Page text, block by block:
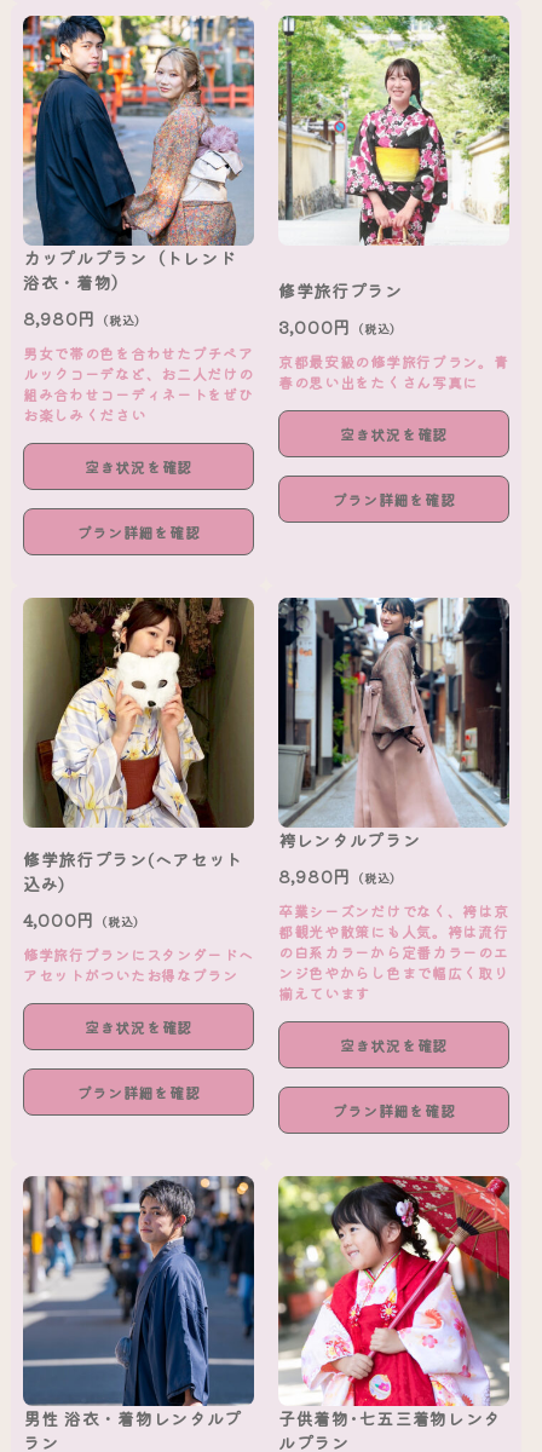
カップルプラン（トレンド
浴衣・着物）
8,980円 （税込）
男女で帯の色を合わせたプチペア
ルックコーデなど、お二人だけの
組み合わせコーディネートをぜひ
お楽しみください
空き状況を確認
プラン詳細を確認
修学旅行プラン
3,000円 （税込）
京都最安級の修学旅行プラン。青
春の思い出をたくさん写真に
空き状況を確認
プラン詳細を確認
修学旅行プラン(ヘアセット
込み)
4,000円 （税込）
修学旅行プランにスタンダードヘ
アセットがついたお得なプラン
空き状況を確認
プラン詳細を確認
袴レンタルプラン
8,980円 （税込）
卒業シーズンだけでなく、袴は京
都観光や散策にも人気。袴は流行
の白系カラーから定番カラーのエ
ンジ色やからし色まで幅広く取り
揃えています
空き状況を確認
プラン詳細を確認
男性 浴衣・着物レンタルプ
ラン
子供着物･七五三着物レンタ
ルプラン